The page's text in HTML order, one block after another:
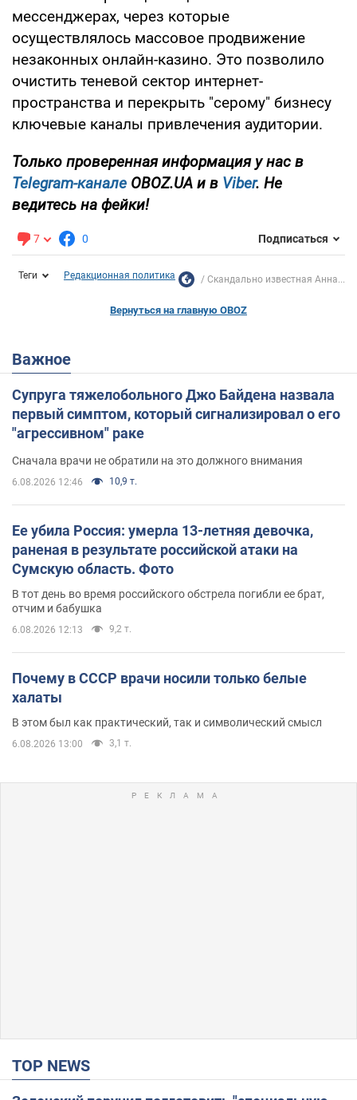
мессенджерах, через которые
осуществлялось массовое продвижение
незаконных онлайн-казино. Это позволило
очистить теневой сектор интернет-
пространства и перекрыть "серому" бизнесу
ключевые каналы привлечения аудитории.
Только проверенная информация у нас в
Telegram-канале OBOZ.UA и в Viber. Не
ведитесь на фейки!
7 0 Подписаться
Теги Редакционная политика Скандально известная Анна...
Вернуться на главную OBOZ
Важное
Супруга тяжелобольного Джо Байдена назвала
первый симптом, который сигнализировал о его
"агрессивном" раке
Сначала врачи не обратили на это должного внимания
6.08.2026 12:46 10,9 т.
Ее убила Россия: умерла 13-летняя девочка,
раненая в результате российской атаки на
Сумскую область. Фото
В тот день во время российского обстрела погибли ее брат,
отчим и бабушка
6.08.2026 12:13 9,2 т.
Почему в СССР врачи носили только белые
халаты
В этом был как практический, так и символический смысл
6.08.2026 13:00 3,1 т.
TOP NEWS